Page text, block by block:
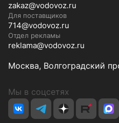
zakaz@vodovoz.ru
Для поставщиков
714@vodovoz.ru
Отдел рекламы
reklama@vodovoz.ru
Москва, Волгоградский
Мы в соцсетях